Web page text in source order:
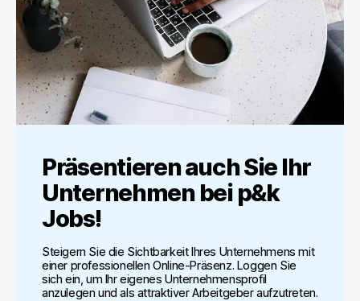
Präsentieren auch Sie Ihr
Unternehmen bei p&k
Jobs!
Steigern Sie die Sichtbarkeit Ihres Unternehmens mit
einer professionellen Online-Präsenz. Loggen Sie
sich ein, um Ihr eigenes Unternehmensprofil
anzulegen und als attraktiver Arbeitgeber aufzutreten.